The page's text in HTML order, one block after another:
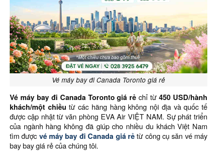
Vé máy bay đi Canada Toronto giá rẻ
Vé máy bay đi Canada Toronto giá rẻ chỉ từ450 USD/hành
khách/một chiều từ các hãng hàng không nội địa và quốc tế
được cập nhật từ văn phòng EVA Air VIỆT NAM. Sự phát triển
của ngành hàng không đã giúp cho nhiều du khách Việt Nam
tìm được vé máy bay đi Canada giá rẻtừ công cụ săn vé máy
bay bay giá rẻ của chúng tôi.